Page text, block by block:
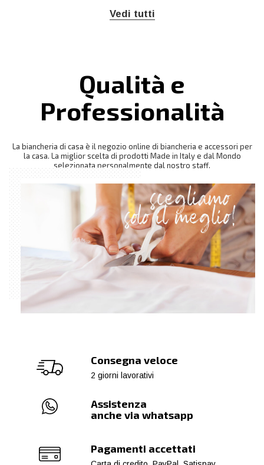
Vedi tutti
Qualità e
Professionalità
La biancheria di casa è il negozio online di biancheria e accessori per
la casa. La miglior scelta di prodotti Made in Italy e dal Mondo
selezionata personalmente dal nostro staff.
Consegna veloce
2 giorni lavorativi
Assistenza
anche via whatsapp
Pagamenti accettati